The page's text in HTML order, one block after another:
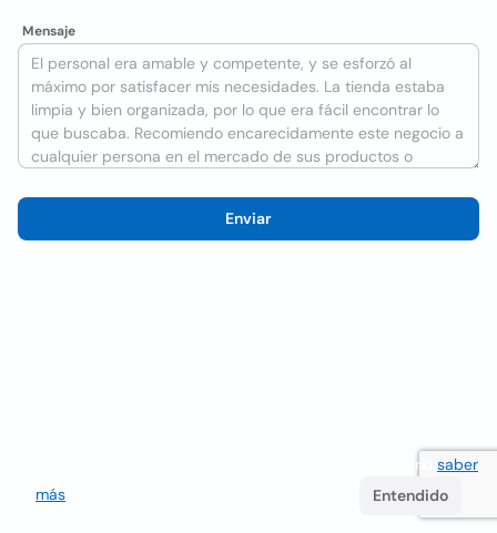
Mensaje
Enviar
Utilizamos cookies para mejorar la experiencia del usuario saber
más
Entendido